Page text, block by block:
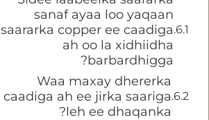
sanaf ayaa loo yaqaan
saararka copper ee caadiga
ah oo la xidhiidha
barbardhigga?
Waa maxay dhererka
caadiga ah ee jirka saariga
leh ee dhaqanka?